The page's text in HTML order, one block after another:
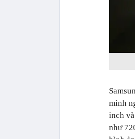
mình
inch
như